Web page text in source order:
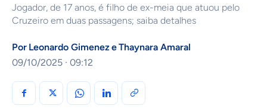
Jogador, de 17 anos, é filho de ex-meia que atuou pelo
Cruzeiro em duas passagens; saiba detalhes
Por Leonardo GimenezeThaynara Amaral
09/10/2025 · 09:12